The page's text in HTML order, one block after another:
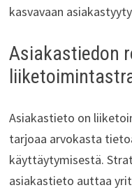
kasvavaan
Asiakastiedon
Asiakastieto on
tarjoaa arvokasta
käyttäytymisestä.
asiakastieto auttaa